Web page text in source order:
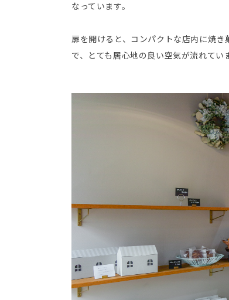
なっています。
扉を開けると、コンパクトな店内に焼
で、とても居心地の良い空気が流れてい